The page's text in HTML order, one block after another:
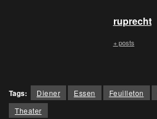
ruprecht
+ posts
Tags: Diener Essen Feuilleton
Theater